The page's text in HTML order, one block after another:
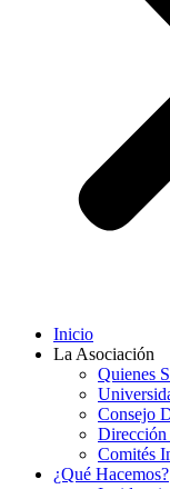
Inicio
La Asociación
Quienes
Consejo
Dirección
Comités
¿Qué Hacemos?